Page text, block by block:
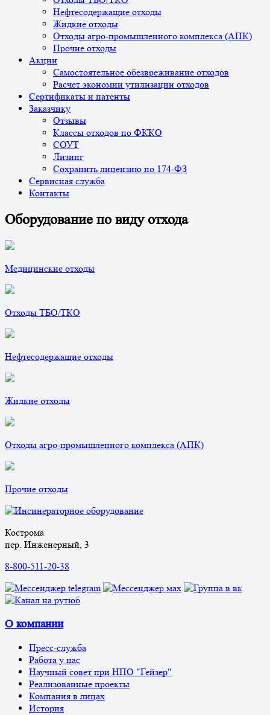
Нефтесодержащие отходы
Жидкие отходы
Отходы агро-промышленного комплекса (АПК)
Прочие отходы
Акции
Самостоятельное обезвреживание отходов
Расчет экономии утилизации отходов
Сертификаты и патенты
Заказчику
Отзывы
Классы отходов по ФККО
СОУТ
Лизинг
Сохранить лицензию по 174-ФЗ
Сервисная служба
Контакты
Оборудование по виду отхода
Медицинские отходы
Отходы ТБО/ТКО
Нефтесодержащие отходы
Жидкие отходы
Отходы агро-промышленного комплекса (АПК)
Прочие отходы
Кострома
пер. Инженерный, 3
8-800-511-20-38
О компании
Пресс-служба
Работа у нас
Научный совет при НПО "Гейзер"
Реализованные проекты
Компания в лицах
История